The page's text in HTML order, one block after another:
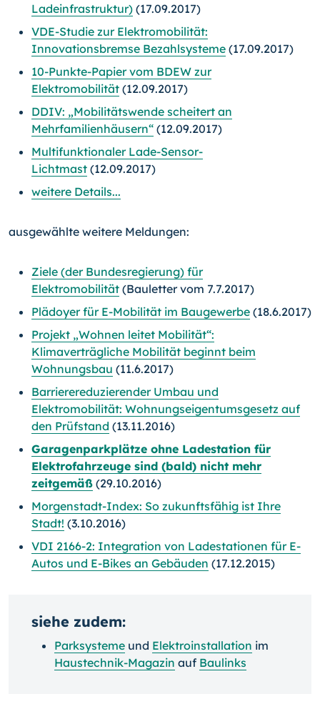
Ladeinfrastruktur) (17.09.2017)
VDE-Studie zur Elektromobilität:
Innovationsbremse Bezahlsysteme (17.09.2017)
10-Punkte-Papier vom BDEW zur
Elektromobilität (12.09.2017)
DDIV: „Mobilitätswende scheitert an
Mehrfamilienhäusern“ (12.09.2017)
Multifunktionaler Lade-Sensor-
Lichtmast (12.09.2017)
weitere Details...
ausgewählte weitere Meldungen:
Ziele (der Bundesregierung) für
Elektromobilität (Bauletter vom 7.7.2017)
Plädoyer für E-Mobilität im Baugewerbe (18.6.2017)
Projekt „Wohnen leitet Mobilität“:
Klimaverträgliche Mobilität beginnt beim
Wohnungsbau (11.6.2017)
Barrierereduzierender Umbau und
Elektromobilität: Wohnungseigentumsgesetz auf
den Prüfstand (13.11.2016)
Garagenparkplätze ohne Ladestation für
Elektrofahrzeuge sind (bald) nicht mehr
zeitgemäß (29.10.2016)
Morgenstadt-Index: So zukunftsfähig ist Ihre
Stadt! (3.10.2016)
VDI 2166-2: Integration von Ladestationen für E-
Autos und E-Bikes an Gebäuden (17.12.2015)
siehe zudem:
Parksysteme und Elektroinstallation im
Haustechnik-Magazin auf Baulinks